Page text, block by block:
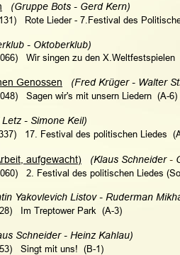
   (Gruppe Bots - Gerd Kern)
Rote Lieder - 7.Festival des
- Oktoberklub)
Wir singen zu den X.Weltfestspielen
Genossen
(Fred Krüger - Walter
Sagen wir's mit unsern Liedern  (A-6)
Letz - Simone Keil)
) 17. Festival des politischen Liedes
aufgewacht) (Klaus Schneider -
2. Festival des politischen Liedes
Yakovlevich Listov - Ruderman
Im Treptower Park  (A-3)
Schneider - Heinz Kahlau)
Singt mit uns!  (B-1)